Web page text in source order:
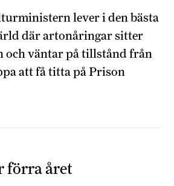
lever i den bästa
där artonåringar sitter
och väntar på tillstånd från
att få titta på Prison
förra året